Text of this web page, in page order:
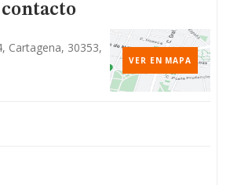
Cartagena, 30353,
VER EN MAPA